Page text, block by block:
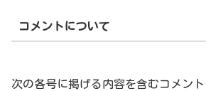
コメントについて
次の各号に掲げる内容を含むコメン